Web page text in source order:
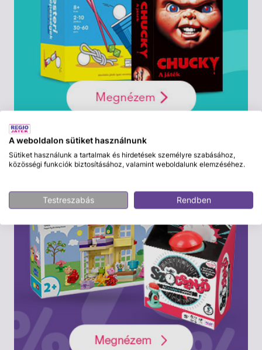
A weboldalon sütiket használnunk
Sütiket használunk a tartalmak és hirdetések személyre szabásához,
közösségi funkciók biztosításához, valamint weboldalunk elemzéséhez.
Testreszabás Rendben